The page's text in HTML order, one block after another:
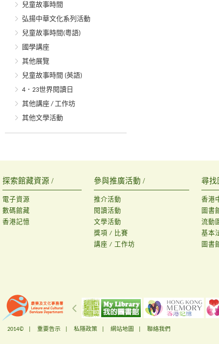
兒童故事時間
弘揚中華文化系列活動
兒童故事時間(粵語)
國學講座
其他展覽
兒童故事時間 (英語)
4．23世界閱讀日
其他講座 / 工作坊
其他文學活動
探索館藏資源 /
電子資源
數碼館藏
香港記憶
參與推廣活動 /
推介活動
閱讀活動
文學活動
獎項 / 比賽
講座 / 工作坊
尋找
香港
圖書
流動
基本
圖書
2014© | 重要告示 私隱政策 網站地圖 聯絡我們